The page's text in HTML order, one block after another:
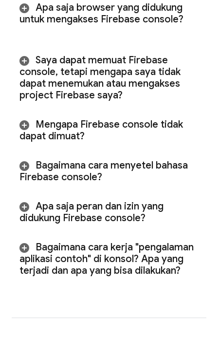
Apa saja browser yang didukung
untuk mengakses Firebase console?
Saya dapat memuat Firebase
console, tetapi mengapa saya tidak
dapat menemukan atau mengakses
project Firebase saya?
Mengapa Firebase console tidak
dapat dimuat?
Bagaimana cara menyetel bahasa
Firebase console?
Apa saja peran dan izin yang
didukung Firebase console?
Bagaimana cara kerja "pengalaman
aplikasi contoh" di konsol? Apa yang
terjadi dan apa yang bisa dilakukan?